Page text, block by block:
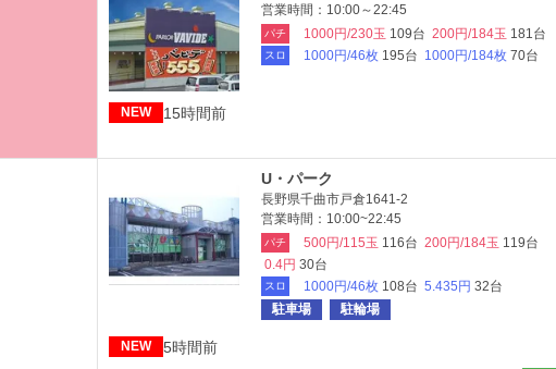
営業時間：10:00～22:45
パチ 1000円/230玉 109台 200円/184玉 181台
スロ 1000円/46枚 195台 1000円/184枚 70台
NEW 15時間前
U・パーク
長野県千曲市戸倉1641-2
営業時間：10:00~22:45
パチ 500円/115玉 116台 200円/184玉 119台
0.4円 30台
スロ 1000円/46枚 108台 5.435円 32台
駐車場
駐輪場
NEW 5時間前